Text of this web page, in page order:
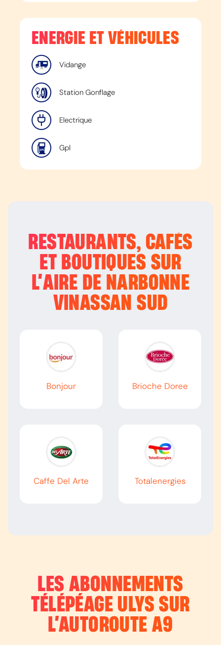
ENERGIE ET VÉHICULES
Vidange
Station Gonflage
Electrique
Gpl
RESTAURANTS, CAFÉS
ET BOUTIQUES SUR
L’AIRE DE NARBONNE
VINASSAN SUD
Bonjour Brioche Doree
Caffe Del Arte Totalenergies
LES ABONNEMENTS
TÉLÉPÉAGE ULYS SUR
L’AUTOROUTEA9